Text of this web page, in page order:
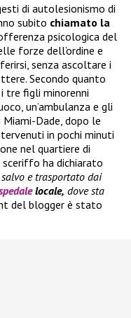
di autolesionismo di
subito chiamato la
psicologica del
forze dell’ordine e
senza ascoltare i
Secondo quanto
tre figli minorenni
un’ambulanza e gli
Dade, dopo le
in pochi minuti
nel quartiere di
sceriffo ha dichiarato
e trasportato dai
locale, dove sta
del blogger è stato